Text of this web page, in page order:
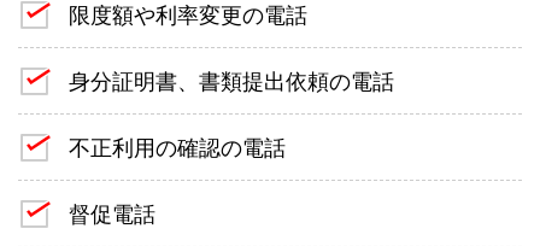
限度額や利率変更の電話
身分証明書、書類提出依頼の電話
不正利用の確認の電話
督促電話